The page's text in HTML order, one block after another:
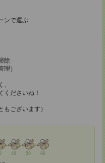
ンで運ぶ
除
）
くださいね！
もございます）
40 50 60